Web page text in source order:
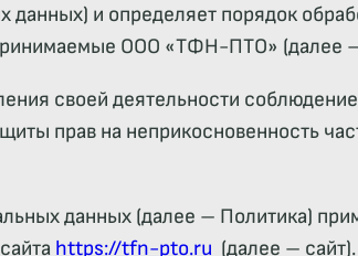
и определяет порядок
ООО «ТФН-ПТО» (далее
своей деятельности
прав на неприкосновенность
данных (далее – Политика)
https://tfn-pto.ru (далее – сайт).